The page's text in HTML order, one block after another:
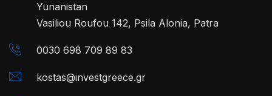
Yunanistan
Vasiliou Roufou 142, Psila Alonia, Patra
0030 698 709 89 83
kostas@investgreece.gr